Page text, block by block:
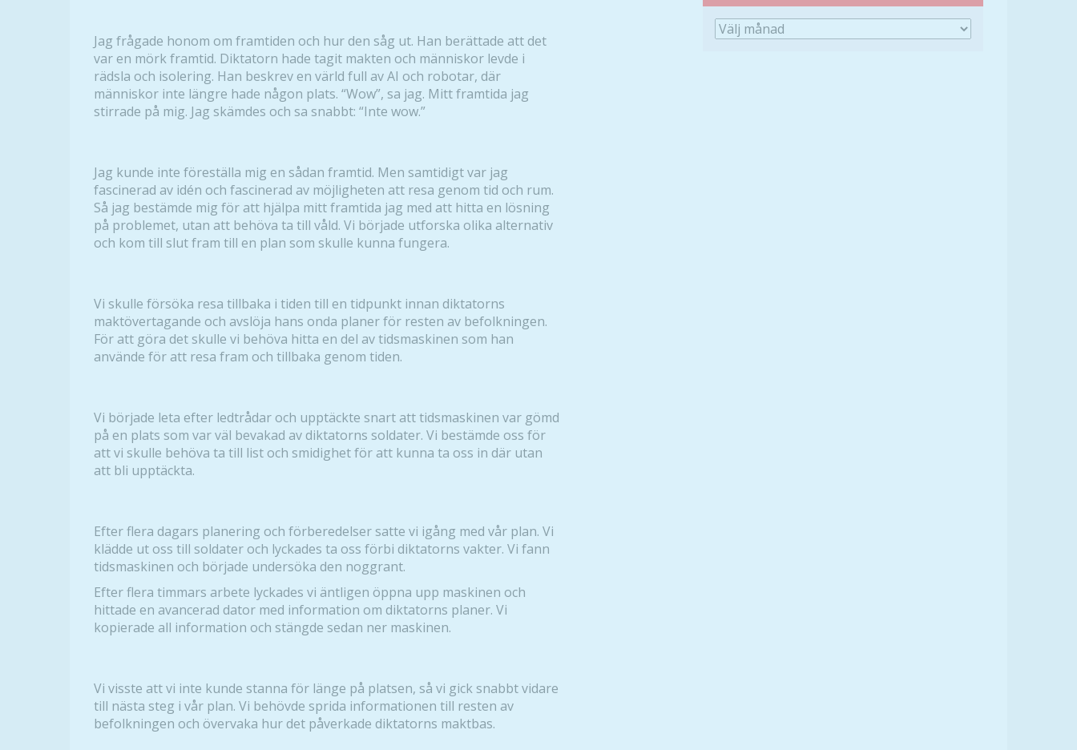
Jag frågade honom om framtiden och hur den såg ut. Han berättade att det
var en mörk framtid. Diktatorn hade tagit makten och människor levde i
rädsla och isolering. Han beskrev en värld full av AI och robotar, där
människor inte längre hade någon plats. “Wow”, sa jag. Mitt framtida jag
stirrade på mig. Jag skämdes och sa snabbt: “Inte wow.”
Jag kunde inte föreställa mig en sådan framtid. Men samtidigt var jag
fascinerad av idén och fascinerad av möjligheten att resa genom tid och rum.
Så jag bestämde mig för att hjälpa mitt framtida jag med att hitta en lösning
på problemet, utan att behöva ta till våld. Vi började utforska olika alternativ
och kom till slut fram till en plan som skulle kunna fungera.
Vi skulle försöka resa tillbaka i tiden till en tidpunkt innan diktatorns
maktövertagande och avslöja hans onda planer för resten av befolkningen.
För att göra det skulle vi behöva hitta en del av tidsmaskinen som han
använde för att resa fram och tillbaka genom tiden.
Vi började leta efter ledtrådar och upptäckte snart att tidsmaskinen var gömd
på en plats som var väl bevakad av diktatorns soldater. Vi bestämde oss för
att vi skulle behöva ta till list och smidighet för att kunna ta oss in där utan
att bli upptäckta.
Efter flera dagars planering och förberedelser satte vi igång med vår plan. Vi
klädde ut oss till soldater och lyckades ta oss förbi diktatorns vakter. Vi fann
tidsmaskinen och började undersöka den noggrant.
Efter flera timmars arbete lyckades vi äntligen öppna upp maskinen och
hittade en avancerad dator med information om diktatorns planer. Vi
kopierade all information och stängde sedan ner maskinen.
Vi visste att vi inte kunde stanna för länge på platsen, så vi gick snabbt vidare
till nästa steg i vår plan. Vi behövde sprida informationen till resten av
befolkningen och övervaka hur det påverkade diktatorns maktbas.